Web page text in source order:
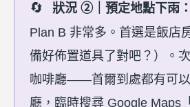
狀況 ②｜預定地點下雨：
Plan B 非常多。首選是飯店
備好佈置道具了對吧？）。
咖啡廳——首爾到處都有可
廳，臨時搜尋 Google Maps